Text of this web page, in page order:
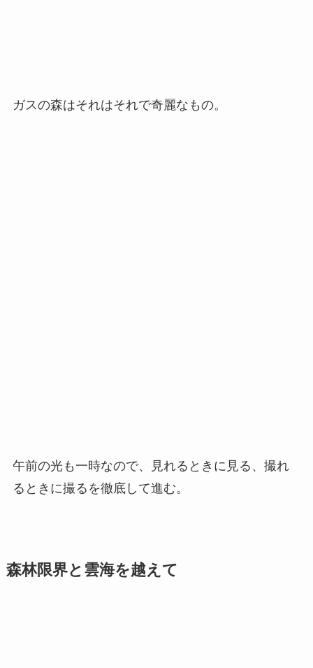
ガスの森はそれはそれで奇麗なもの。
午前の光も一時なので、見れるときに見る、撮れ
るときに撮るを徹底して進む。
森林限界と雲海を越えて